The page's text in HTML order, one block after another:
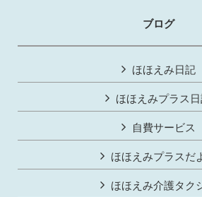
ブログ
ほほえみ日記
ほほえみプラス
自費サービス
ほほえみプラスだ
ほほえみ介護タク